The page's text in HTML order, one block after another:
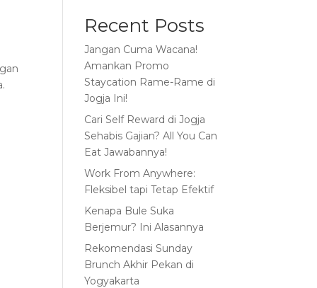
Recent Posts
Jangan Cuma Wacana!
Amankan Promo
Staycation Rame-Rame di
Jogja Ini!
Cari Self Reward di Jogja
Sehabis Gajian? All You Can
Eat Jawabannya!
Work From Anywhere:
Fleksibel tapi Tetap Efektif
Kenapa Bule Suka
Berjemur? Ini Alasannya
Rekomendasi Sunday
Brunch Akhir Pekan di
Yogyakarta